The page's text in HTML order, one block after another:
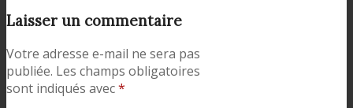
Laisser un commentaire
Votre adresse e-mail ne sera pas
publiée. Les champs obligatoires
sont indiqués avec*